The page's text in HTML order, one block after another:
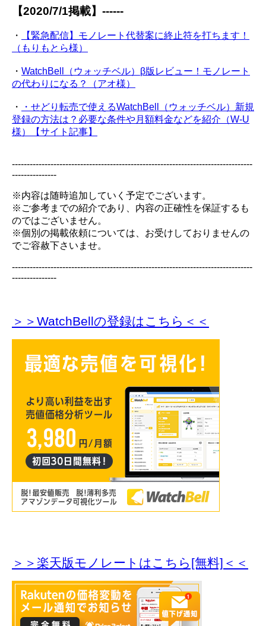
【2020/7/1掲載】------
・
【緊急配信】モノレート代替案に終止符を打ちます！
（もりもとら様）
・ WatchBell（ウォッチベル）β版レビュー！モノレート
の代わりになる？（アオ様）
・
・せどり転売で使えるWatchBell（ウォッチベル）新規
登録の方法は？必要な条件や月額料金などを紹介（W-U
様）【サイト記事】
---------------------------------------------------------------------------------
---------------
※内容は随時追加していく予定でございます。
※ご参考までの紹介であり、内容の正確性を保証するも
のではございません。
※個別の掲載依頼については、お受けしておりませんの
でご容赦下さいませ。
---------------------------------------------------------------------------------
---------------
＞＞WatchBellの登録はこちら＜＜
＞＞楽天版モノレートはこちら[無料]＜＜